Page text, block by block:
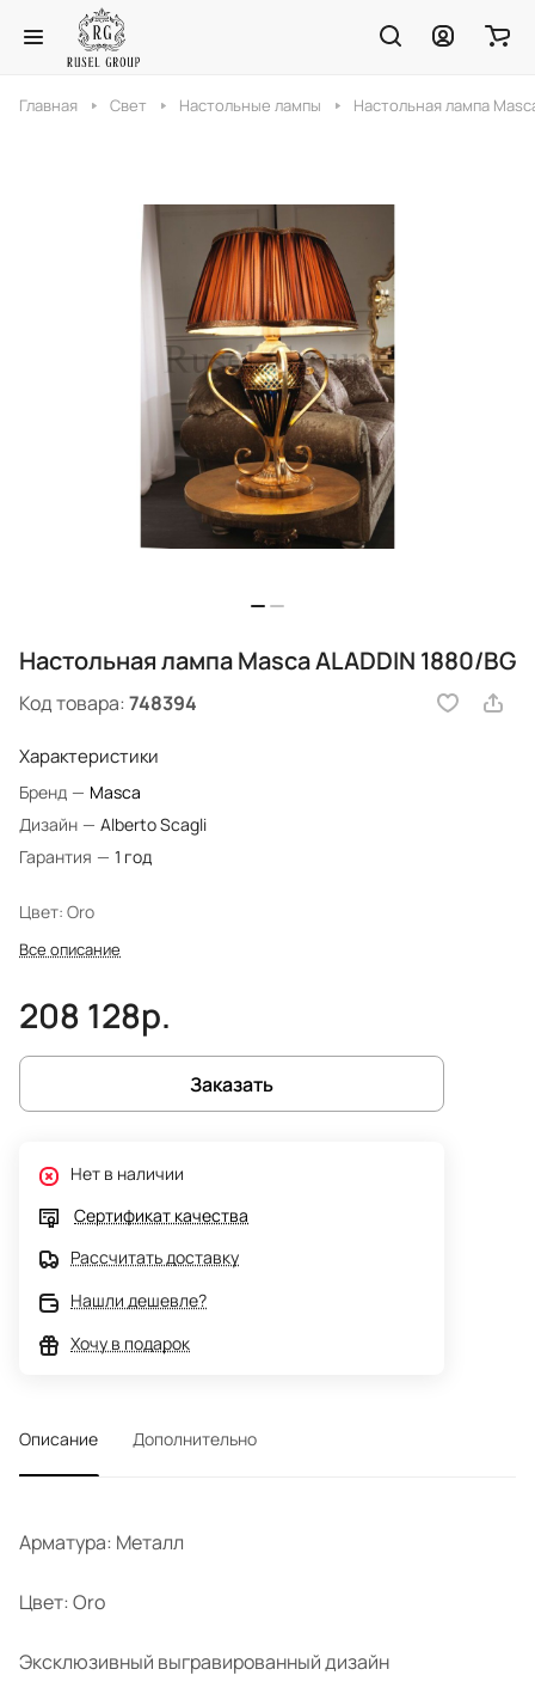
Главная Свет Настольные лампы Настольная лампа
Настольная лампа Masca ALADDIN 1880/BG
Код товара:748394
Характеристики
Бренд — Masca
Дизайн — Alberto Scagli
Гарантия — 1 год
Цвет: Oro
Все описание
208 128р.
Заказать
Нет в наличии
Сертификат качества
Рассчитать доставку
Нашли дешевле?
Хочу в подарок
Описание Дополнительно
Арматура: Металл
Цвет: Oro
Эксклюзивный выгравированный дизайн